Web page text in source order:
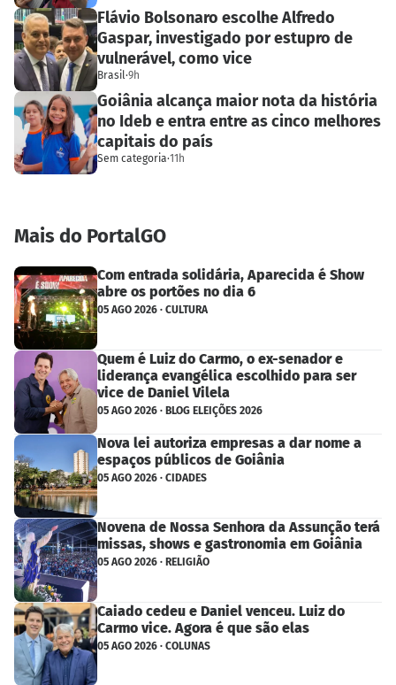
Flávio Bolsonaro escolhe Alfredo
Gaspar, investigado por estupro de
vulnerável, como vice
Brasil·9h
Goiânia alcança maior nota da história
no Ideb e entra entre as cinco melhores
capitais do país
Sem categoria·11h
Mais do PortalGO
Com entrada solidária, Aparecida é Show
abre os portões no dia 6
05 AGO 2026 · CULTURA
Quem é Luiz do Carmo, o ex-senador e
liderança evangélica escolhido para ser
vice de Daniel Vilela
05 AGO 2026 · BLOG ELEIÇÕES 2026
Nova lei autoriza empresas a dar nome a
espaços públicos de Goiânia
05 AGO 2026 · CIDADES
Novena de Nossa Senhora da Assunção terá
missas, shows e gastronomia em Goiânia
05 AGO 2026 · RELIGIÃO
Caiado cedeu e Daniel venceu. Luiz do
Carmo vice. Agora é que são elas
05 AGO 2026 · COLUNAS